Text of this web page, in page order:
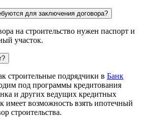
для заключения договора?
на строительство нужен паспорт и
участок.
строительные подрядчики в Банк
под программы кредитования
и других ведущих кредитных
имеет возможность взять ипотечный
строительства.